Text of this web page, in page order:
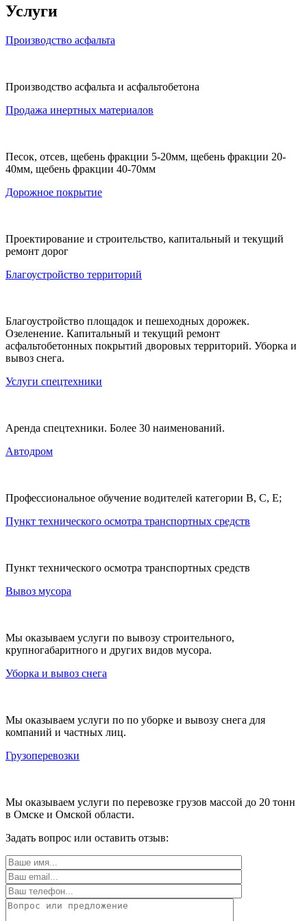
Услуги
Производство асфальта
Производство асфальта и асфальтобетона
Продажа инертных материалов
Песок, отсев, щебень фракции 5-20мм, щебень фракции 20-
40мм, щебень фракции 40-70мм
Дорожное покрытие
Проектирование и строительство, капитальный и текущий
ремонт дорог
Благоустройство территорий
Благоустройство площадок и пешеходных дорожек.
Озеленение. Капитальный и текущий ремонт
асфальтобетонных покрытий дворовых территорий. Уборка и
вывоз снега.
Услуги спецтехники
Аренда спецтехники. Более 30 наименований.
Автодром
Профессиональное обучение водителей категории В, С, Е;
Пункт технического осмотра транспортных средств
Пункт технического осмотра транспортных средств
Вывоз мусора
Мы оказываем услуги по вывозу строительного,
крупногабаритного и других видов мусора.
Уборка и вывоз снега
Мы оказываем услуги по по уборке и вывозу снега для
компаний и частных лиц.
Грузоперевозки
Мы оказываем услуги по перевозке грузов массой до 20 тонн
в Омске и Омской области.
Задать вопрос или оставить отзыв: